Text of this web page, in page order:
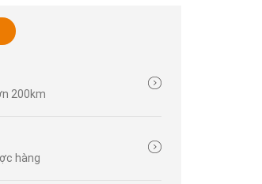
ngăn phóng xạ
vương
(TEPCO) nhanh chóng tìm ra các phương án mới
xạ tiếp tục rò rỉ từ nhà máy điện hạt nhân
200km
hàng